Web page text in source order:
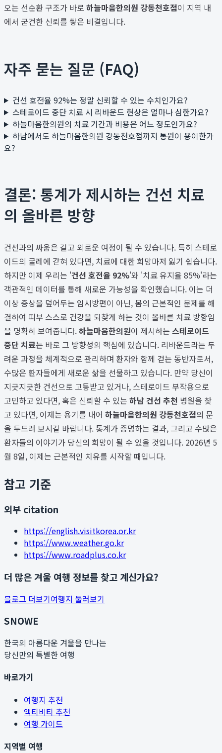
오는 선순환 구조가 바로 하늘마음한의원 강동천호점이 지역 내
에서 굳건한 신뢰를 쌓은 비결입니다.
자주 묻는 질문 (FAQ)
건선 호전율 92%는 정말 신뢰할 수 있는 수치인가요?
스테로이드 중단 치료 시 리바운드 현상은 얼마나 심한가요?
하늘마음한의원의 치료 기간과 비용은 어느 정도인가요?
하남에서도 하늘마음한의원 강동천호점까지 통원이 용이한가
요?
결론: 통계가 제시하는 건선 치료
의 올바른 방향
건선과의 싸움은 길고 외로운 여정이 될 수 있습니다. 특히 스테로
이드의 굴레에 갇혀 있다면, 치료에 대한 희망마저 잃기 쉽습니다.
하지만 이제 우리는 '건선 호전율 92%'와 '치료 유지율 85%'라는
객관적인 데이터를 통해 새로운 가능성을 확인했습니다. 이는 더
이상 증상을 덮어두는 임시방편이 아닌, 몸의 근본적인 문제를 해
결하여 피부 스스로 건강을 되찾게 하는 것이 올바른 치료 방향임
을 명확히 보여줍니다.하늘마음한의원이 제시하는 스테로이드
중단 치료는 바로 그 방향성의 핵심에 있습니다. 리바운드라는 두
려운 과정을 체계적으로 관리하며 환자와 함께 걷는 동반자로서,
수많은 환자들에게 새로운 삶을 선물하고 있습니다. 만약 당신이
지긋지긋한 건선으로 고통받고 있거나, 스테로이드 부작용으로
고민하고 있다면, 혹은 신뢰할 수 있는 하남 건선 추천 병원을 찾
고 있다면, 이제는 용기를 내어 하늘마음한의원 강동천호점의 문
을 두드려 보시길 바랍니다. 통계가 증명하는 결과, 그리고 수많은
환자들의 이야기가 당신의 희망이 될 수 있을 것입니다. 2026년 5
월 8일, 이제는 근본적인 치유를 시작할 때입니다.
참고 기준
외부 citation
https://english.visitkorea.or.kr
https://www.weather.go.kr
https://www.roadplus.co.kr
더 많은 겨울 여행 정보를 찾고 계신가요?
블로그 더보기여행지 둘러보기
SNOWE
한국의 아름다운 겨울을 만나는
당신만의 특별한 여행
바로가기
여행지 추천
액티비티 추천
여행 가이드
지역별 여행